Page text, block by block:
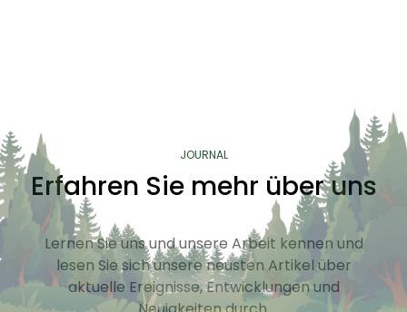
JOURNAL
Erfahren Sie mehr über uns
Lernen Sie uns und unsere Arbeit kennen und
lesen Sie sich unsere neusten Artikel über
aktuelle Ereignisse, Entwicklungen und